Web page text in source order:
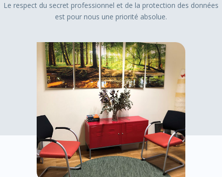
Le respect du secret professionnel et de la protection des données
est pour nous une priorité absolue.